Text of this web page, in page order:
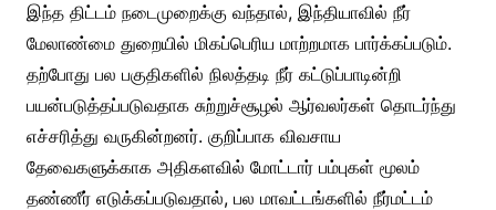
இந்த திட்டம் நடைமுறைக்கு வந்தால், இந்தியாவில் நீர்
மேலாண்மை துறையில் மிகப்பெரிய மாற்றமாக பார்க்கப்படும்.
தற்போது பல பகுதிகளில் நிலத்தடி நீர் கட்டுப்பாடின்றி
பயன்படுத்தப்படுவதாக சுற்றுச்சூழல் ஆர்வலர்கள் தொடர்ந்து
எச்சரித்து வருகின்றனர். குறிப்பாக விவசாய
தேவைகளுக்காக அதிகளவில் மோட்டார் பம்புகள் மூலம்
தண்ணீர் எடுக்கப்படுவதால், பல மாவட்டங்களில் நீர்மட்டம்